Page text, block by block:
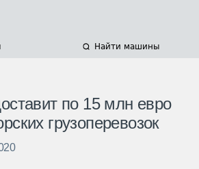
Найти машины
по 15 млн евро
грузоперевозок